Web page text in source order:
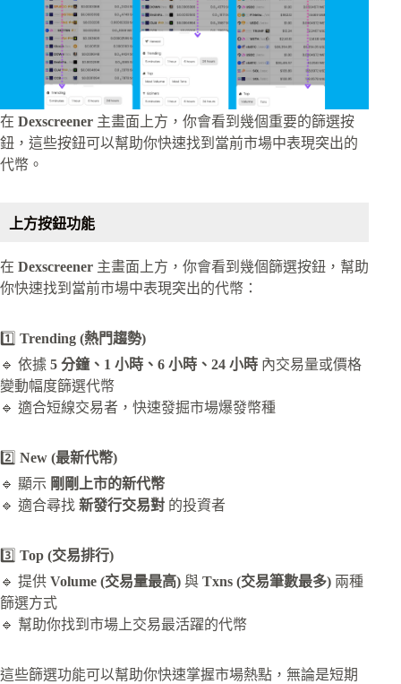
在 Dexscreener 主畫面上方，你會看到幾個重要的篩選按
鈕，這些按鈕可以幫助你快速找到當前市場中表現突出的
代幣。
上方按鈕功能
在 Dexscreener 主畫面上方，你會看到幾個篩選按鈕，幫助
你快速找到當前市場中表現突出的代幣：
1️⃣ Trending (熱門趨勢)
🔹 依據 5 分鐘、1 小時、6 小時、24 小時 內交易量或價格
變動幅度篩選代幣
🔹 適合短線交易者，快速發掘市場爆發幣種
2️⃣ New (最新代幣)
🔹 顯示 剛剛上市的新代幣
🔹 適合尋找 新發行交易對 的投資者
3️⃣ Top (交易排行)
🔹 提供 Volume (交易量最高) 與 Txns (交易筆數最多) 兩種
篩選方式
🔹 幫助你找到市場上交易最活躍的代幣
這些篩選功能可以幫助你快速掌握市場熱點，無論是短期